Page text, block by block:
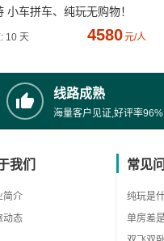
小车拼车、纯玩无购物！
10 天 4580元/人
线路成熟
海量客户见证,好评率
我们
简介
动态
常见
纯玩是
单房差